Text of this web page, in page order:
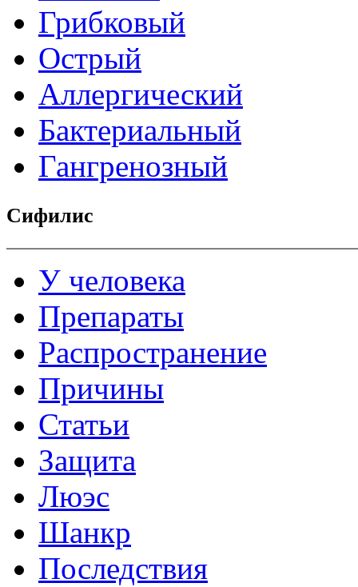
Грибковый
Острый
Аллергический
Бактериальный
Гангренозный
Сифилис
У человека
Препараты
Распространение
Причины
Статьи
Защита
Люэс
Шанкр
Последствия